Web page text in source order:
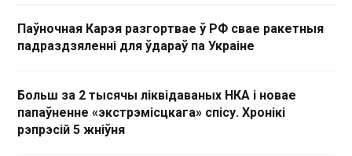
Паўночная Карэя разгортвае ў РФ свае ракетныя
падраздзяленні для ўдараў па Украіне
Больш за 2 тысячы ліквідаваных НКА і новае
папаўненне «экстрэмісцкага» спісу. Хронікі
рэпрэсій 5 жніўня